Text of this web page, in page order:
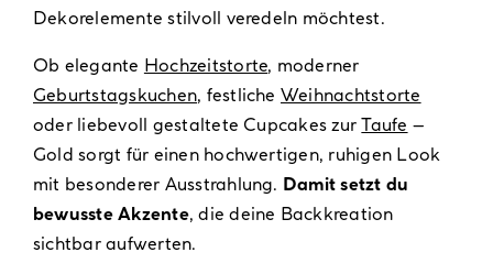
Dekorelemente stilvoll veredeln möchtest.
Ob elegante Hochzeitstorte, moderner
Geburtstagskuchen, festliche Weihnachtstorte
oder liebevoll gestaltete Cupcakes zurTaufe –
Gold sorgt für einen hochwertigen, ruhigen Look
mit besonderer Ausstrahlung. Damit setzt du
bewusste Akzente, die deine Backkreation
sichtbar aufwerten.